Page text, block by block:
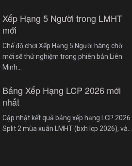
Xếp Hạng 5 Người trong LMHT
mới
Chế độ chơi Xếp Hạng 5 Người hàng chờ
mới sẽ thử nghiệm trong phiên bản Liên
Minh…
Bảng Xếp Hạng LCP 2026 mới
nhất
Cập nhật kết quả bảng xếp hạng LCP 2026
Split 2 mùa xuân LMHT (bxh lcp 2026), và…